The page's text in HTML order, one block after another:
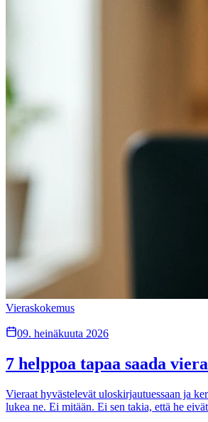
Vieraskokemus
09. heinäkuuta 2026
7 helppoa tapaa saada
Vieraat hyvästelevät uloskirjautuessaan ja
lukea ne. Ei mitään. Ei sen takia, että he